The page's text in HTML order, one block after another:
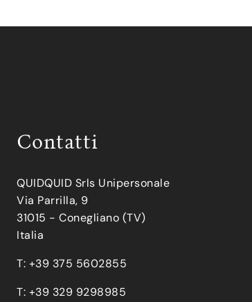
Contatti
QUIDQUID Srls Unipersonale
Via Parrilla, 9
31015 - Conegliano (TV)
Italia
T: +39 375 5602855
T: +39 329 9298985